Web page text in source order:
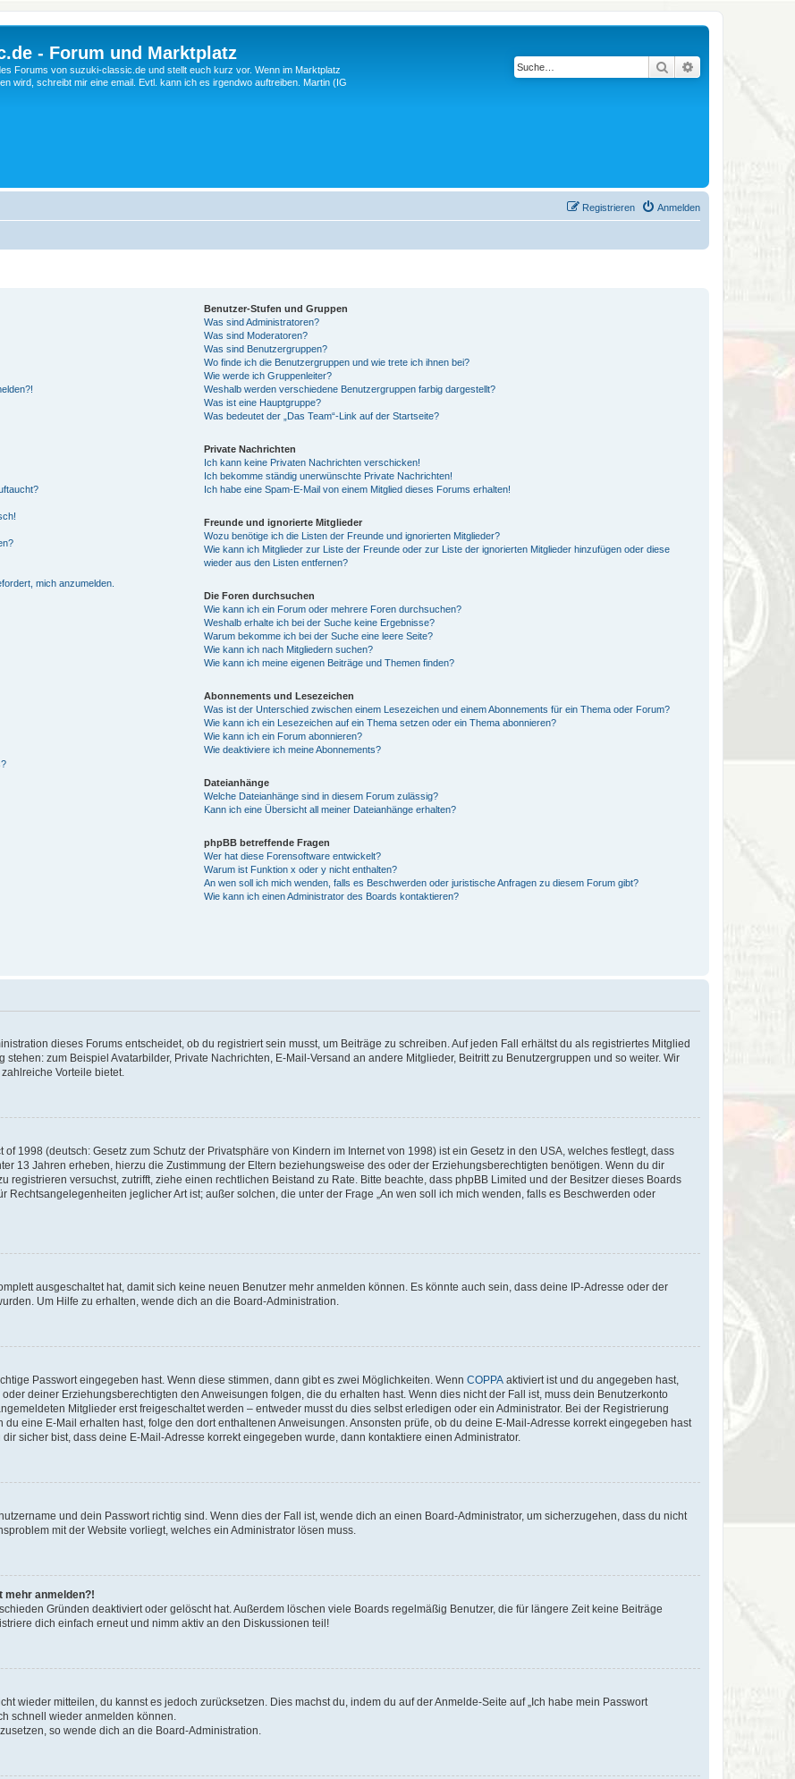
- Forum und Marktplatz
Forums von suzuki-classic.de und stellt euch kurz vor. Wenn im Marktplatz
wird, schreibt mir eine email. Evtl. kann ich es irgendwo auftreiben. Martin (IG
Suche Erweiterte Suche
Anmelden
Registrieren
mich anzumelden.
Benutzer-Stufen und Gruppen
Was sind Administratoren?
Was sind Moderatoren?
Was sind Benutzergruppen?
Wo finde ich die Benutzergruppen und wie trete ich ihnen bei?
Wie werde ich Gruppenleiter?
Weshalb werden verschiedene Benutzergruppen farbig dargestellt?
Was ist eine Hauptgruppe?
Was bedeutet der „Das Team“-Link auf der Startseite?
Private Nachrichten
Ich kann keine Privaten Nachrichten verschicken!
Ich bekomme ständig unerwünschte Private Nachrichten!
Ich habe eine Spam-E-Mail von einem Mitglied dieses Forums erhalten!
Freunde und ignorierte Mitglieder
Wozu benötige ich die Listen der Freunde und ignorierten Mitglieder?
Wie kann ich Mitglieder zur Liste der Freunde oder zur Liste der ignorierten Mitglieder hinzufügen oder diese
wieder aus den Listen entfernen?
Die Foren durchsuchen
Wie kann ich ein Forum oder mehrere Foren durchsuchen?
Weshalb erhalte ich bei der Suche keine Ergebnisse?
Warum bekomme ich bei der Suche eine leere Seite?
Wie kann ich nach Mitgliedern suchen?
Wie kann ich meine eigenen Beiträge und Themen finden?
Abonnements und Lesezeichen
Was ist der Unterschied zwischen einem Lesezeichen und einem Abonnements für ein Thema oder Forum?
Wie kann ich ein Lesezeichen auf ein Thema setzen oder ein Thema abonnieren?
Wie kann ich ein Forum abonnieren?
Wie deaktiviere ich meine Abonnements?
Dateianhänge
Welche Dateianhänge sind in diesem Forum zulässig?
Kann ich eine Übersicht all meiner Dateianhänge erhalten?
phpBB betreffende Fragen
Wer hat diese Forensoftware entwickelt?
Warum ist Funktion x oder y nicht enthalten?
An wen soll ich mich wenden, falls es Beschwerden oder juristische Anfragen zu diesem Forum gibt?
Wie kann ich einen Administrator des Boards kontaktieren?
dieses Forums entscheidet, ob du registriert sein musst, um Beiträge zu schreiben. Auf jeden Fall erhältst du als registriertes Mitglied
zum Beispiel Avatarbilder, Private Nachrichten, E-Mail-Versand an andere Mitglieder, Beitritt zu Benutzergruppen und so weiter. Wir
Vorteile bietet.
1998 (deutsch: Gesetz zum Schutz der Privatsphäre von Kindern im Internet von 1998) ist ein Gesetz in den USA, welches festlegt, dass
13 Jahren erheben, hierzu die Zustimmung der Eltern beziehungsweise des oder der Erziehungsberechtigten benötigen. Wenn du dir
registrieren versuchst, zutrifft, ziehe einen rechtlichen Beistand zu Rate. Bitte beachte, dass phpBB Limited und der Besitzer dieses Boards
Rechtsangelegenheiten jeglicher Art ist; außer solchen, die unter der Frage „An wen soll ich mich wenden, falls es Beschwerden oder
ausgeschaltet hat, damit sich keine neuen Benutzer mehr anmelden können. Es könnte auch sein, dass deine IP-Adresse oder der
Um Hilfe zu erhalten, wende dich an die Board-Administration.
Passwort eingegeben hast. Wenn diese stimmen, dann gibt es zwei Möglichkeiten. Wenn COPPA aktiviert ist und du angegeben hast,
deiner Erziehungsberechtigten den Anweisungen folgen, die du erhalten hast. Wenn dies nicht der Fall ist, muss dein Benutzerkonto
Mitglieder erst freigeschaltet werden – entweder musst du dies selbst erledigen oder ein Administrator. Bei der Registrierung
eine E-Mail erhalten hast, folge den dort enthaltenen Anweisungen. Ansonsten prüfe, ob du deine E-Mail-Adresse korrekt eingegeben hast
sicher bist, dass deine E-Mail-Adresse korrekt eingegeben wurde, dann kontaktiere einen Administrator.
und dein Passwort richtig sind. Wenn dies der Fall ist, wende dich an einen Board-Administrator, um sicherzugehen, dass du nicht
mit der Website vorliegt, welches ein Administrator lösen muss.
mehr anmelden?!
Gründen deaktiviert oder gelöscht hat. Außerdem löschen viele Boards regelmäßig Benutzer, die für längere Zeit keine Beiträge
dich einfach erneut und nimm aktiv an den Diskussionen teil!
wieder mitteilen, du kannst es jedoch zurücksetzen. Dies machst du, indem du auf der Anmelde-Seite auf „Ich habe mein Passwort
schnell wieder anmelden können.
so wende dich an die Board-Administration.